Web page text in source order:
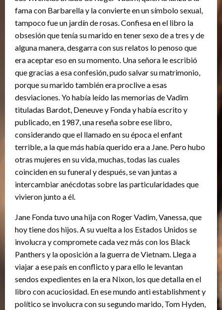
fama con Barbarella y la convierte en un símbolo sexual,
tampoco fue un jardín de rosas. Confiesa en el libro la
obsesión que tenía su marido en tener sexo de a tres y de
alguna manera, desgarra con sus relatos lo penoso que
era aceptar eso en su momento. Una señora le escribió
que gracias a esa confesión, pudo salvar su matrimonio,
porque su marido también era proclive a esas
desviaciones. Yo había leído las memorias de Vadim
tituladas Bardot, Deneuve y Fonda y había escrito y
publicado, en 1987, una reseña sobre ese libro,
considerando que el llamado en su época el enfant
terrible, a la que más había querido era a Jane. Pero hubo
otras mujeres en su vida, muchas, todas las cuales
coinciden en su funeral y después, se van juntas a
intercambiar anécdotas sobre las particularidades que
vivieron junto a él.
Jane Fonda tuvo una hija con Roger Vadim, Vanessa, que
hoy tiene dos hijos. A su vuelta a los Estados Unidos se
involucra y compromete cada vez más con los Black
Panthers y la oposición a la guerra de Vietnam. Llega a
viajar a ese país en conflicto y para ello le levantan
sendos expedientes en la era Nixon, los que detalla en el
libro con acuciosidad. En ese mundo anti establishment y
político se involucra con su segundo marido, Tom Hyden,